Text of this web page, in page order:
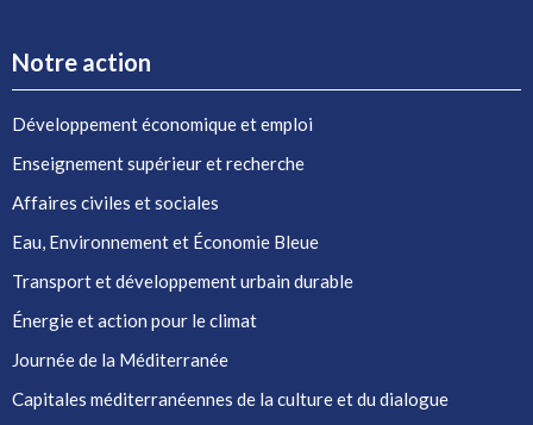
Notre action
Développement économique et emploi
Enseignement supérieur et recherche
Affaires civiles et sociales
Eau, Environnement et Économie Bleue
Transport et développement urbain durable
Énergie et action pour le climat
Journée de la Méditerranée
Capitales méditerranéennes de la culture et du dialogue